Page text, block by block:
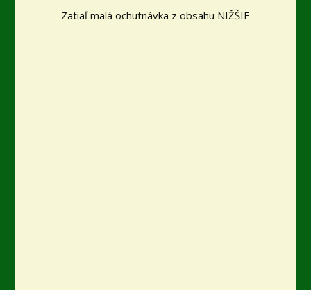
Zatiaľ malá ochutnávka z obsahu NIŽŠIE